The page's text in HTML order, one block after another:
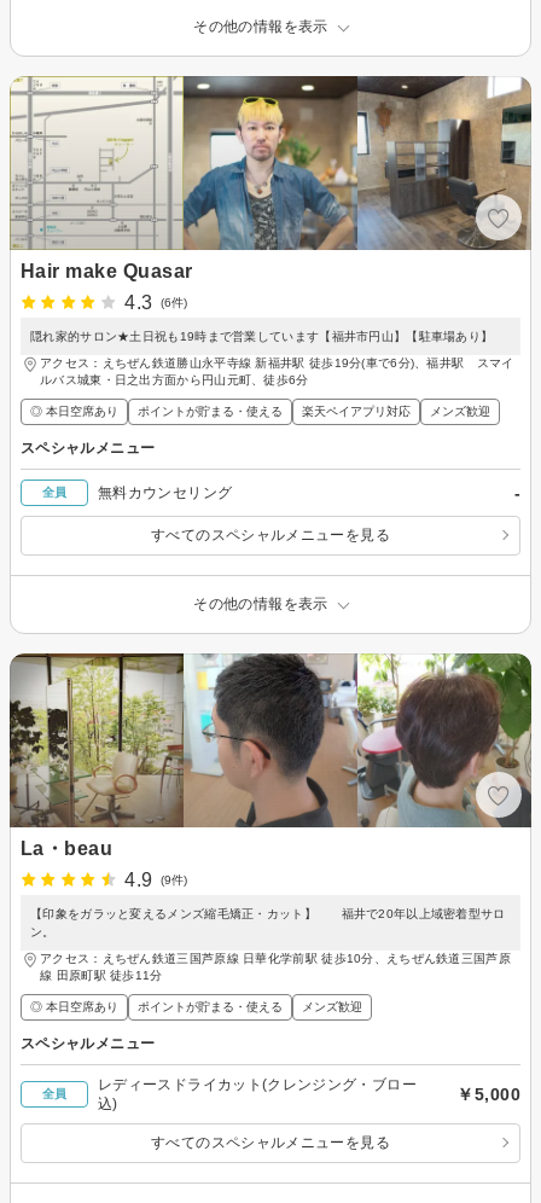
その他の情報を表示
Hair make Quasar
4.3
(6件)
隠れ家的サロン★土日祝も19時まで営業しています【福井市円山】【駐車場あり】
アクセス：えちぜん鉄道勝山永平寺線 新福井駅 徒歩19分(車で6分)、福井駅 スマイ
ルバス城東・日之出方面から円山元町、徒歩6分
◎ 本日空席あり ポイントが貯まる・使える 楽天ペイアプリ対応 メンズ歓迎
スペシャルメニュー
全員 無料カウンセリング -
すべてのスペシャルメニューを見る
その他の情報を表示
La・beau
4.9
(9件)
【印象をガラッと変えるメンズ縮毛矯正・カット】 福井で20年以上域密着型サロ
ン。
アクセス：えちぜん鉄道三国芦原線 日華化学前駅 徒歩10分、えちぜん鉄道三国芦原
線 田原町駅 徒歩11分
◎ 本日空席あり ポイントが貯まる・使える メンズ歓迎
スペシャルメニュー
全員
レディースドライカット(クレンジング・ブロー
込)
￥5,000
すべてのスペシャルメニューを見る